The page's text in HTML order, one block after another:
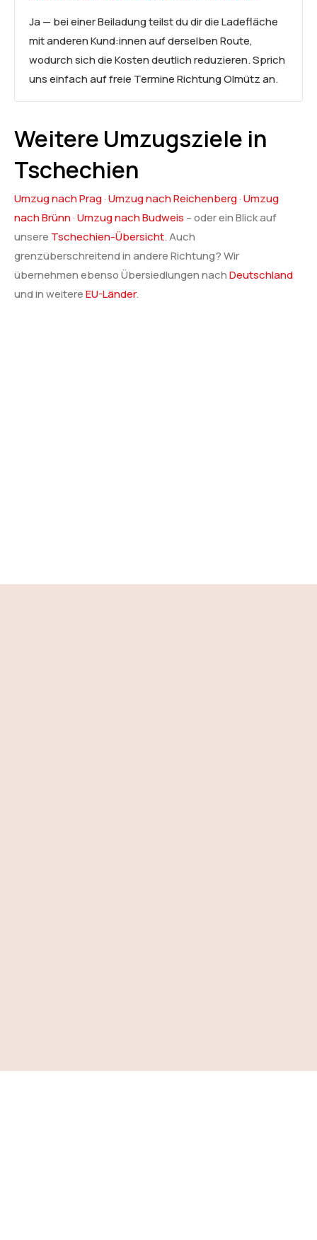
Ja — bei einer Beiladung teilst du dir die Ladefläche
mit anderen Kund:innen auf derselben Route,
wodurch sich die Kosten deutlich reduzieren. Sprich
uns einfach auf freie Termine Richtung Olmütz an.
Weitere Umzugsziele in
Tschechien
Umzug nach Prag·Umzug nach Reichenberg·Umzug
nach Brünn·Umzug nach Budweis – oder ein Blick auf
unsere Tschechien-Übersicht. Auch
grenzüberschreitend in andere Richtung? Wir
übernehmen ebenso Übersiedlungen nachDeutschland
und in weitereEU-Länder.